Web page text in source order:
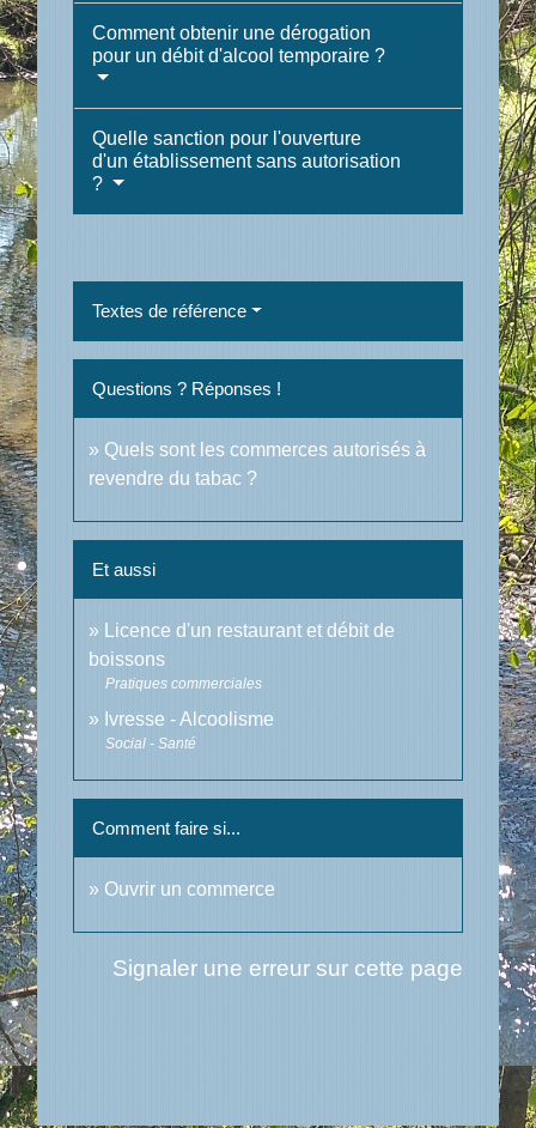
Comment obtenir une dérogation
pour un débit d'alcool temporaire ?
Quelle sanction pour l'ouverture
d'un établissement sans autorisation
?
Textes de référence
Questions ? Réponses !
Quels sont les commerces autorisés à
revendre du tabac ?
Et aussi
Licence d'un restaurant et débit de
boissons
Pratiques commerciales
Ivresse - Alcoolisme
Social - Santé
Comment faire si...
Ouvrir un commerce
Signaler une erreur sur cette page